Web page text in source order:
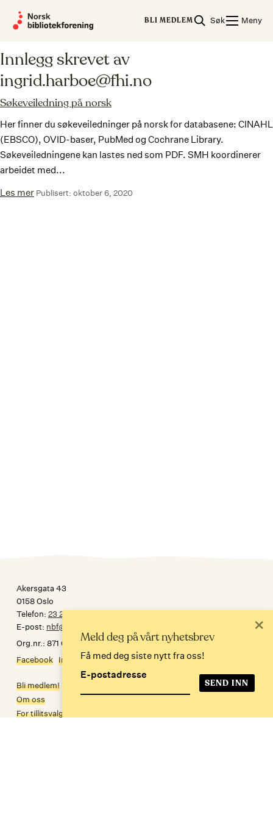
BLI MEDLEM Søk Meny
Om ingrid.harboe@fhi.no
Innlegg skrevet av
ingrid.harboe@fhi.no
Søkeveiledning på norsk
Her finner du søkeveiledninger på norsk for databasene: CINAHL
(EBSCO), OVID-baser, PubMed og Cochrane Library.
Søkeveiledningene kan lastes ned som PDF. SMH koordinerer
arbeidet med...
Les mer Publisert: oktober 6, 2020
Akersgata 43
0158 Oslo
Telefon: 23 24 34 30
E-post: nbf@norskbibliotekforening.no
Org.nr.: 871 032 092
Facebook Instagram
Bli medlem!
Om oss
For tillitsvalgte
Meld deg på vårt nyhetsbrev
Få med deg siste nytt fra oss!
E-postadresse
×